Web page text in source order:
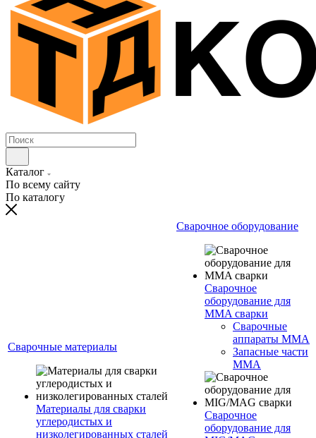
Каталог
По всему сайту
По каталогу
Сварочные материалы
Материалы для сварки
углеродистых и
низколегированных сталей
Сварочное оборудование
Сварочное
оборудование для
MMA сварки
Сварочные
аппараты MMA
Запасные части
MMA
Сварочное
оборудование для